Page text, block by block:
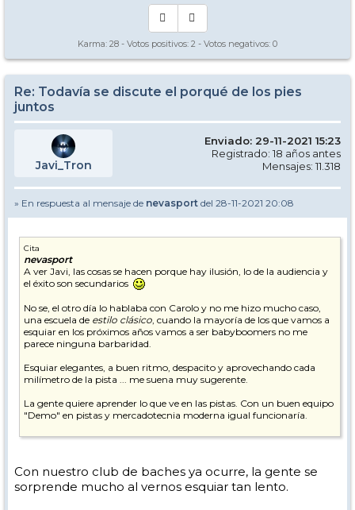
Karma: 28 - Votos positivos: 2 - Votos negativos: 0
Re: Todavía se discute el porqué de los pies
juntos
Javi_Tron
Enviado: 29-11-2021 15:23
Registrado: 18 años antes
Mensajes: 11.318
» En respuesta al mensaje de nevasport del 28-11-2021 20:08
Cita
nevasport
A ver Javi, las cosas se hacen porque hay ilusión, lo de la audiencia y
el éxito son secundarios
No se, el otro día lo hablaba con Carolo y no me hizo mucho caso,
una escuela de estilo clásico, cuando la mayoría de los que vamos a
esquiar en los próximos años vamos a ser babyboomers no me
parece ninguna barbaridad.
Esquiar elegantes, a buen ritmo, despacito y aprovechando cada
milímetro de la pista ... me suena muy sugerente.
La gente quiere aprender lo que ve en las pistas. Con un buen equipo
"Demo" en pistas y mercadotecnia moderna igual funcionaría.
Eso sí, tiene mucho curro montar eso y un equipo humano del
Pepe
Con nuestro club de baches ya ocurre, la gente se
sorprende mucho al vernos esquiar tan lento.